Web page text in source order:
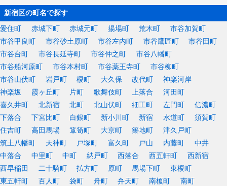
新宿区の町名で探す
愛住町 赤城下町 赤城元町 揚場町 荒木町
市谷加賀町
市谷甲良町
市谷砂土原町 市谷左内町 市谷鷹匠町
市谷田町
市谷台町
市谷長延寺町 市谷仲之町
市谷八幡町
市谷船河原町
市谷本村町 市谷薬王寺町
市谷柳町
市谷山伏町
岩戸町 榎町 大久保 改代町
神楽河岸
神楽坂
霞ヶ丘町 片町 歌舞伎町 上落合
河田町
喜久井町
北新宿 北町 北山伏町 細工町 左門町
信濃町
下落合
下宮比町 白銀町 新小川町 新宿 水道町
須賀町
住吉町
高田馬場 箪笥町 大京町 築地町
津久戸町
筑土八幡町
天神町 戸塚町 富久町 戸山 内藤町
中井
中落合
中里町 中町 納戸町 西落合 西五軒町
西新宿
西早稲田
二十騎町 払方町 原町 馬場下町
東榎町
東五軒町
百人町 袋町 舟町 弁天町 南榎町
南町